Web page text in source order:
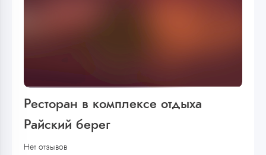
Ресторан в комплексе отдыха
Райский берег
Нет отзывов